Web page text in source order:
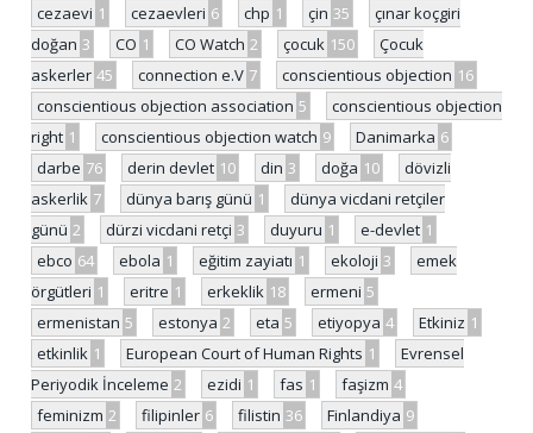
cezaevi 1 cezaevleri 6 chp 1 çin 35
çınar koçgiri
doğan 3 CO 1 CO Watch 2 çocuk 150
Çocuk
askerler 45 connection e.V 7 conscientious objection 16
conscientious objection association 5
conscientious objection
right 1 conscientious objection watch 9 Danimarka 6
darbe 76 derin devlet 10 din 3 doğa 10
dövizli
askerlik 7 dünya barış günü 1
dünya vicdani retçiler
günü 2 dürzi vicdani retçi 3 duyuru 1 e-devlet 1
ebco 64 ebola 1 eğitim zayiatı 1 ekoloji 3
emek
örgütleri 1 eritre 1 erkeklik 18 ermeni 5
ermenistan 5 estonya 2 eta 5 etiyopya 4 Etkiniz 1
etkinlik 1 European Court of Human Rights 1
Evrensel
Periyodik İnceleme 2 ezidi 1 fas 1 faşizm 4
feminizm 2 filipinler 6 filistin 36 Finlandiya 9